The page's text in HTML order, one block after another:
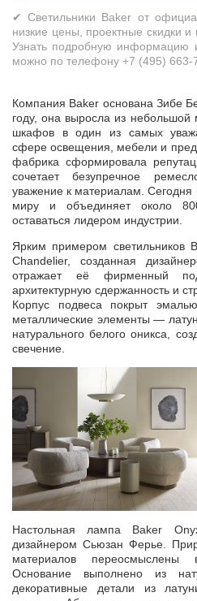
✔ Светильники Baker от
низкие цены, проектные скидки
Узнать подробную информацию
можно по телефону +7 (495) 663-
Компания Baker основана Зибе
году, она выросла из небольшой
шкафов в один из самых
сфере освещения, мебели и
фабрика сформировала
сочетает безупречное
уважение к материалам. Сегодня
миру и объединяет около
оставаться лидером индустрии.
Ярким примером светильников
Chandelier, созданная
отражает её фирменный
архитектурную сдержанность и
Корпус подвеса покрыт
металлические элементы —
натурального белого оникса,
свечение.
Настольная лампа Baker
дизайнером Сьюзан Ферье.
материалов переосмыслены
Основание выполнено из
декоративные детали из